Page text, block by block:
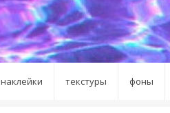
наклейки текстуры фоны